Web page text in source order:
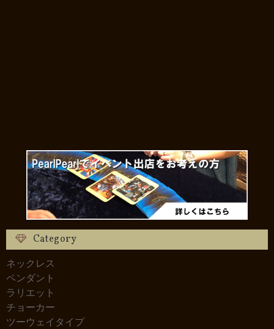
Category
ネックレス
ペンダント
ラリエット
チョーカー
ツーウェイタイプ